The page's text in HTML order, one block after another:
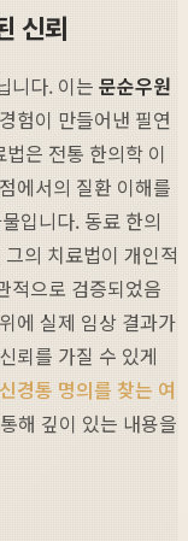
신뢰
니다. 이는 문순우원
험이 만들어낸 필연
법은 전통 한의학 이
에서의 질환 이해를
입니다. 동료 한의
의 치료법이 개인적
적으로 검증되었음
에 실제 임상 결과가
뢰를 가질 수 있게
경통 명의를 찾는 여
해 깊이 있는 내용을